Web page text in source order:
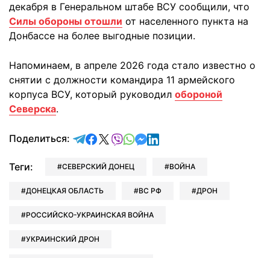
декабря в Генеральном штабе ВСУ сообщили, что
Силы обороны отошли от населенного пункта на
Донбассе на более выгодные позиции.
Напоминаем, в апреле 2026 года стало известно о
снятии с должности командира 11 армейского
корпуса ВСУ, который руководил обороной
Северска.
Поделиться: отправить в Telegram
поделиться в Facebook
поделиться в X
отправить в Viber
отправить в Whatsapp
отправить в Messenger
отправить в LinkedIn
Теги: СЕВЕРСКИЙ ДОНЕЦ ВОЙНА
ДОНЕЦКАЯ ОБЛАСТЬ ВС РФ ДРОН
РОССИЙСКО-УКРАИНСКАЯ ВОЙНА
УКРАИНСКИЙ ДРОН